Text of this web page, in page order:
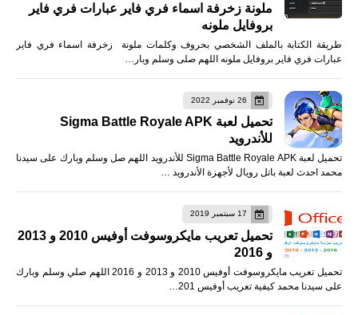
ملونة زخرفة اسماء فري فاير عبارات فري فاير
بروفايل ملونه
طريقة الكتابة بالملف الشخصي بحروف وكلمات ملونة زخرفة اسماء فري فاير
عبارات فري فاير بروفايل ملونه اللهم صلى وسلم وبار…
26 نوفمبر 2022
تحميل لعبة Sigma Battle Royale APK
للأندرويد
تحميل لعبة Sigma Battle Royale APK للأندرويد اللهم صل وسلم وبارك على سيدنا
محمد احدث لعبة باتل رويال لأجهزة الأندرويد …
17 سبتمبر 2019
تحميل تعريب مايكروسوفت أوفيس 2010 و 2013
و 2016
تحميل تعريب مايكروسوفت أوفيس 2010 و 2013 و 2016 اللهم صلي وسلم وبارك
على سيدنا محمد كيفية تعريب أوفيس 201…